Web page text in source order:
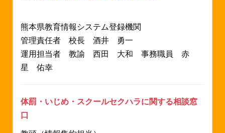
熊本県教育情報システム登録機関
管理責任者 校長 酒井 勇一
運用担当者 教諭 西田 大和 事務職員 赤
星 佑幸
体罰・いじめ・スクールセクハラに関する相談窓
口